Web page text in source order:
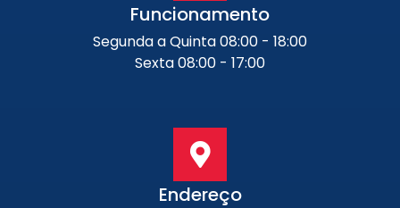
Funcionamento
Segunda a Quinta 08:00 - 18:00
Sexta 08:00 - 17:00
Endereço